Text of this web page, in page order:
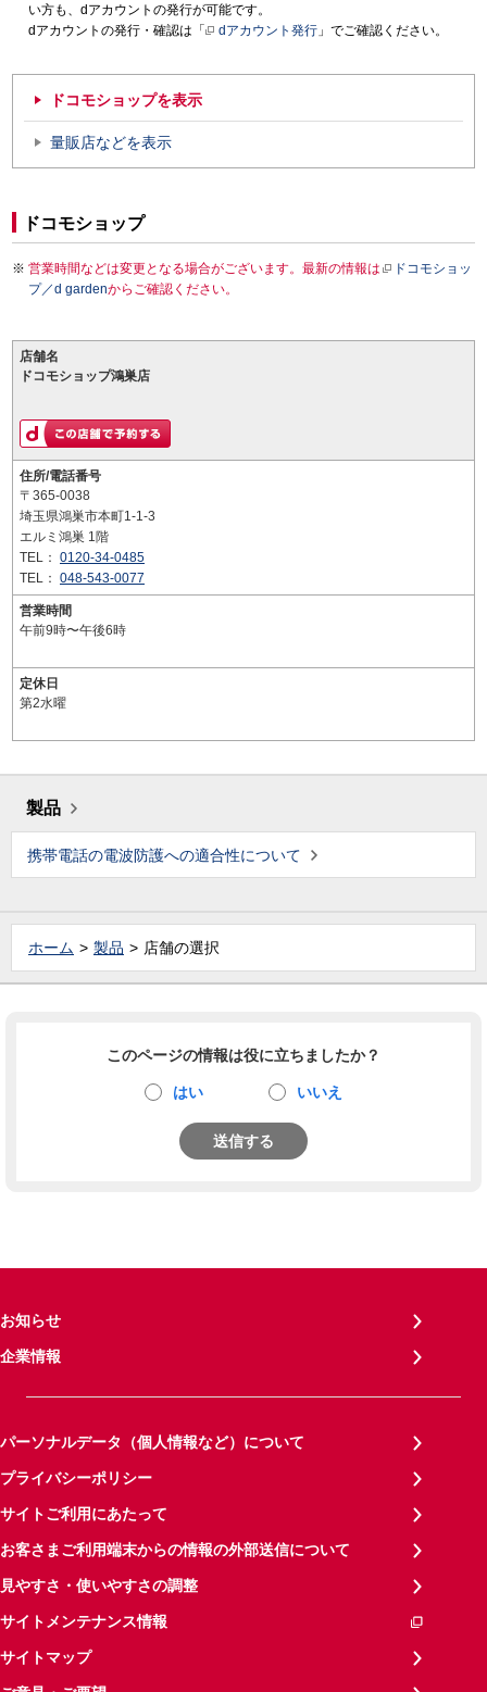
い方も、dアカウントの発行が可能です。
dアカウントの発行・確認は「
dアカウント発行 」でご確認ください。
ドコモショップを表示
量販店などを表示
ドコモショップ
営業時間などは変更となる場合がございます。最新の情報は
ドコモショッ
プ／d gardenからご確認ください。
店舗名
ドコモショップ鴻巣店
住所/電話番号
〒365-0038
埼玉県鴻巣市本町1-1-3
エルミ鴻巣 1階
TEL： 0120-34-0485
TEL： 048-543-0077
営業時間
午前9時〜午後6時
定休日
第2水曜
製品
携帯電話の電波防護への適合性について
ホーム 製品 店舗の選択
このページの情報は役に立ちましたか？
はい いいえ
送信する
お知らせ
企業情報
パーソナルデータ（個人情報など）について
プライバシーポリシー
サイトご利用にあたって
お客さまご利用端末からの情報の外部送信について
見やすさ・使いやすさの調整
サイトメンテナンス情報
サイトマップ